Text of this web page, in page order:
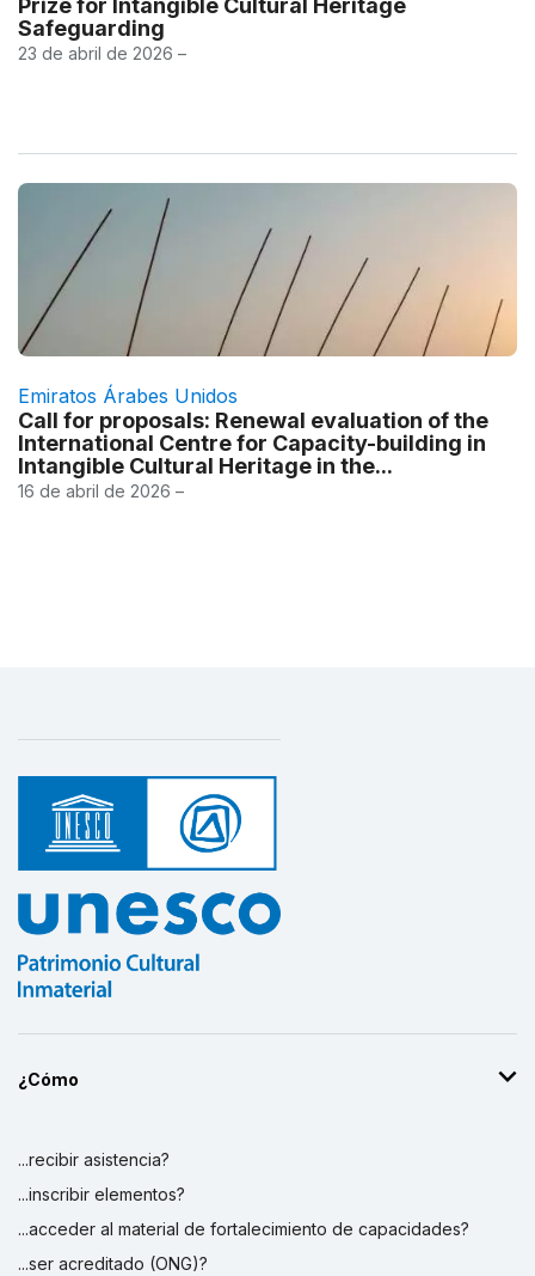
Prize for Intangible Cultural Heritage
Safeguarding
23 de abril de 2026 –
Emiratos Árabes Unidos
Call for proposals: Renewal evaluation of the
International Centre for Capacity-building in
Intangible Cultural Heritage in the...
16 de abril de 2026 –
¿Cómo
...recibir asistencia?
...inscribir elementos?
...acceder al material de fortalecimiento de capacidades?
...ser acreditado (ONG)?